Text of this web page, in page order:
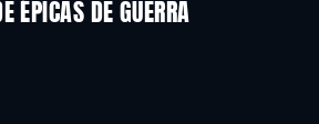
ÉPICAS DE GUERRA